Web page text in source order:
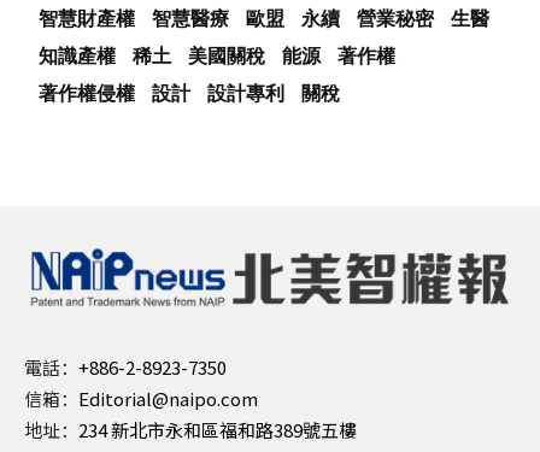
智慧財產權
智慧醫療 歐盟 永續 營業秘密
生醫
知識產權
稀土 美國關稅 能源
著作權
著作權侵權
設計 設計專利 關稅
電話： +886-2-8923-7350
信箱： Editorial@naipo.com
地址： 234 新北市永和區福和路389號五樓